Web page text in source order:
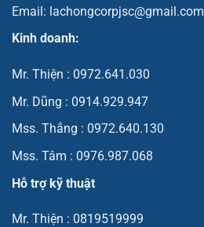
Email: lachongcorpjsc@gmail.com
Kinh doanh:
Mr. Thiện : 0972.641.030
Mr. Dũng : 0914.929.947
Mss. Thắng : 0972.640.130
Mss. Tâm : 0976.987.068
Hỗ trợ kỹ thuật
Mr. Thiện : 0819519999